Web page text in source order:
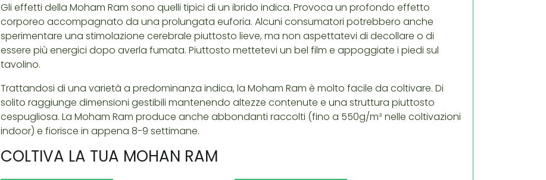
Gli effetti della Moham Ram sono quelli tipici di un ibrido indica. Provoca un profondo effetto
corporeo accompagnato da una prolungata euforia. Alcuni consumatori potrebbero anche
sperimentare una stimolazione cerebrale piuttosto lieve, ma non aspettatevi di decollare o di
essere più energici dopo averla fumata. Piuttosto mettetevi un bel film e appoggiate i piedi sul
tavolino.
Trattandosi di una varietà a predominanza indica, la Moham Ram è molto facile da coltivare. Di
solito raggiunge dimensioni gestibili mantenendo altezze contenute e una struttura piuttosto
cespugliosa. La Moham Ram produce anche abbondanti raccolti (fino a 550g/m² nelle coltivazioni
indoor) e fiorisce in appena 8-9 settimane.
COLTIVA LA TUA MOHAN RAM